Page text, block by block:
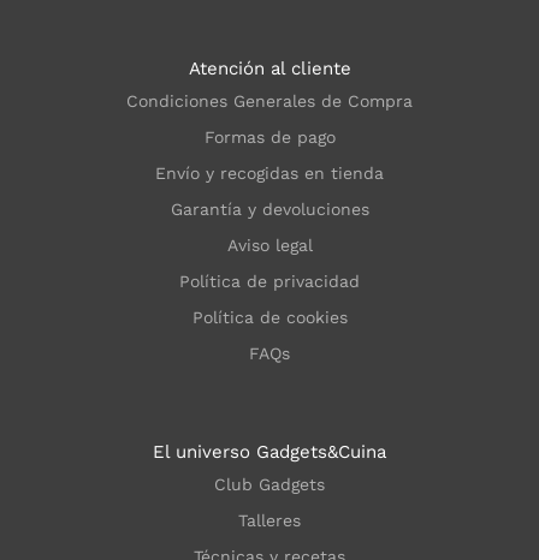
Atención al cliente
Condiciones Generales de Compra
Formas de pago
Envío y recogidas en tienda
Garantía y devoluciones
Aviso legal
Política de privacidad
Política de cookies
FAQs
El universo Gadgets&Cuina
Club Gadgets
Talleres
Técnicas y recetas